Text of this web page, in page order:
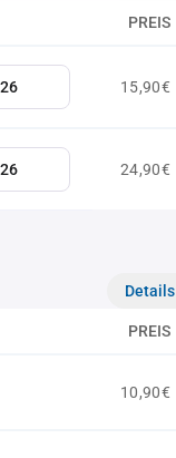
PREIS
15,90€
24,90€
Details
PREIS
10,90€